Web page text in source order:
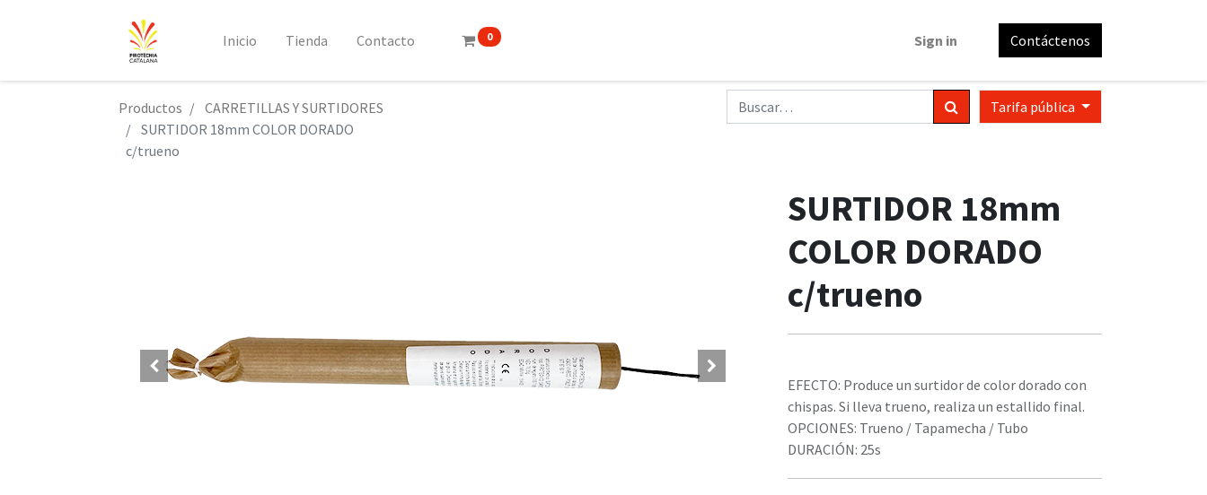
Inicio Tienda Contacto 0 Sign in Contáctenos
Productos
CARRETILLAS Y SURTIDORES
SURTIDOR 18mm COLOR DORADO
c/trueno
Tarifa pública
SURTIDOR 18mm
COLOR DORADO
c/trueno
EFECTO: Produce un surtidor de color dorado con
chispas. Si lleva trueno, realiza un estallido final.
OPCIONES: Trueno / Tapamecha / Tubo
DURACIÓN: 25s